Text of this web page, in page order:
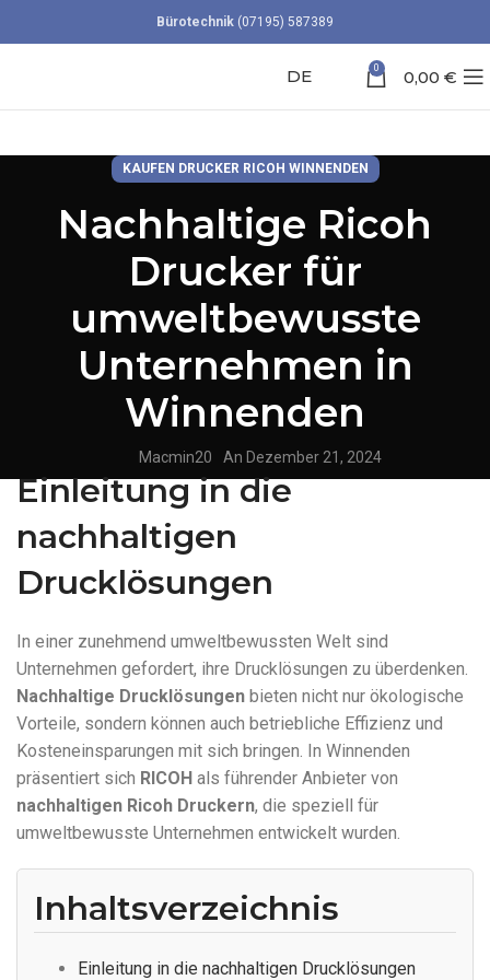
Bürotechnik (07195) 587389
DE 0 0,00 €
KAUFEN DRUCKER RICOH WINNENDEN
Nachhaltige Ricoh
Drucker für
umweltbewusste
Unternehmen in
Winnenden
Macmin20 An Dezember 21, 2024
Einleitung in die
nachhaltigen
Drucklösungen
In einer zunehmend umweltbewussten Welt sind
Unternehmen gefordert, ihre Drucklösungen zu überdenken.
Nachhaltige Drucklösungen bieten nicht nur ökologische
Vorteile, sondern können auch betriebliche Effizienz und
Kosteneinsparungen mit sich bringen. In Winnenden
präsentiert sich RICOH als führender Anbieter von
nachhaltigen Ricoh Druckern, die speziell für
umweltbewusste Unternehmen entwickelt wurden.
Inhaltsverzeichnis
Einleitung in die nachhaltigen Drucklösungen